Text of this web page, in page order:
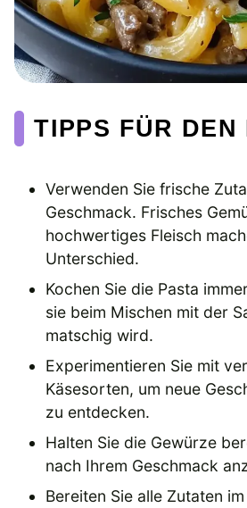
TIPPS FÜR DEN
Verwenden Sie frische
Geschmack. Frisches
hochwertiges Fleisch
Unterschied.
Kochen Sie die Pasta
sie beim Mischen mit der
matschig wird.
Experimentieren Sie mit
Käsesorten, um neue
zu entdecken.
Halten Sie die Gewürze
nach Ihrem Geschmack
Bereiten Sie alle Zutaten